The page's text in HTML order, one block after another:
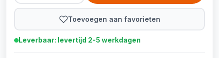
Toevoegen aan favorieten
Leverbaar: levertijd 2-5 werkdagen